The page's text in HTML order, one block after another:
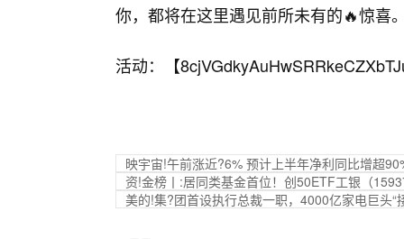
你，都将在这里遇见前所未有的🔥惊喜
活动：【
映宇宙!午前涨近?6% 预计上半年净利同比增超
资!金榜丨:居同类基金首位！创50ETF工银（
美的!集?团首设执行总裁一职，4000亿家电巨头“